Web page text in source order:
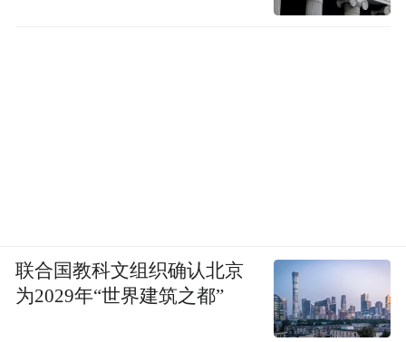
联合国教科文组织确认北京
为2029年“世界建筑之都”